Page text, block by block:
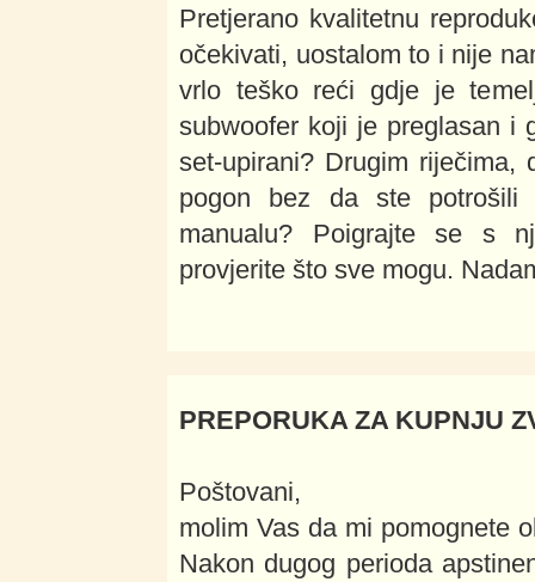
Pretjerano kvalitetnu
očekivati, uostalom to i nije
vrlo teško reći gdje je
subwoofer koji je preglasan i
set-upirani? Drugim
pogon bez da ste potrošili
manualu? Poigrajte se s
provjerite što sve mogu.
PREPORUKA ZA KUPNJU
Poštovani,
molim Vas da mi pomognete
Nakon dugog perioda